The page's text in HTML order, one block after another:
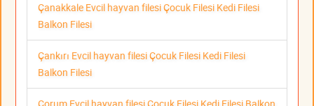
Çanakkale Evcil hayvan filesi Çocuk Filesi Kedi Filesi
Balkon Filesi
Çankırı Evcil hayvan filesi Çocuk Filesi Kedi Filesi
Balkon Filesi